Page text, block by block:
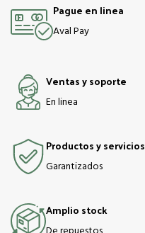
Pague en linea
Aval Pay
Ventas y soporte
En linea
Productos y servicios
Garantizados
Amplio stock